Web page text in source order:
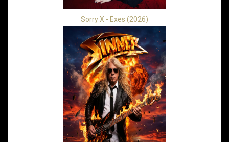
Sorry X - Exes (2026)